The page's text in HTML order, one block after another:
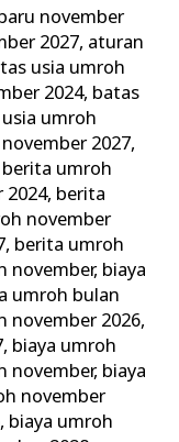
november
2027, aturan
usia umroh
2024, batas
umroh
2027,
berita umroh
2024, berita
november
, berita umroh
november, biaya
umroh bulan
november 2026,
, biaya umroh
november, biaya
november
, biaya umroh